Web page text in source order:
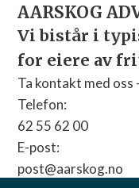
AARSKOG
Vi bistår i
for eiere av
Ta kontakt med oss
Telefon:
62 55 62 00
E-post:
post@aarskog.no